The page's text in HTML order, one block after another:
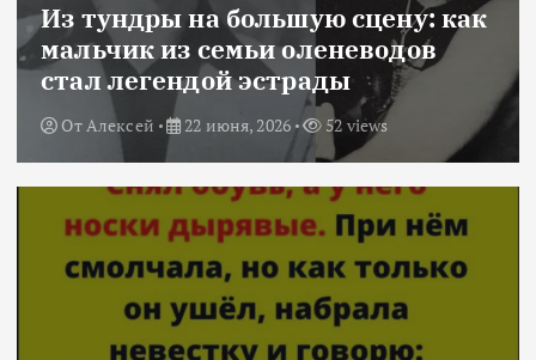
Из тундры на большую сцену: как
мальчик из семьи оленеводов
стал легендой эстрады
От Алексей 22 июня, 2026 52 views